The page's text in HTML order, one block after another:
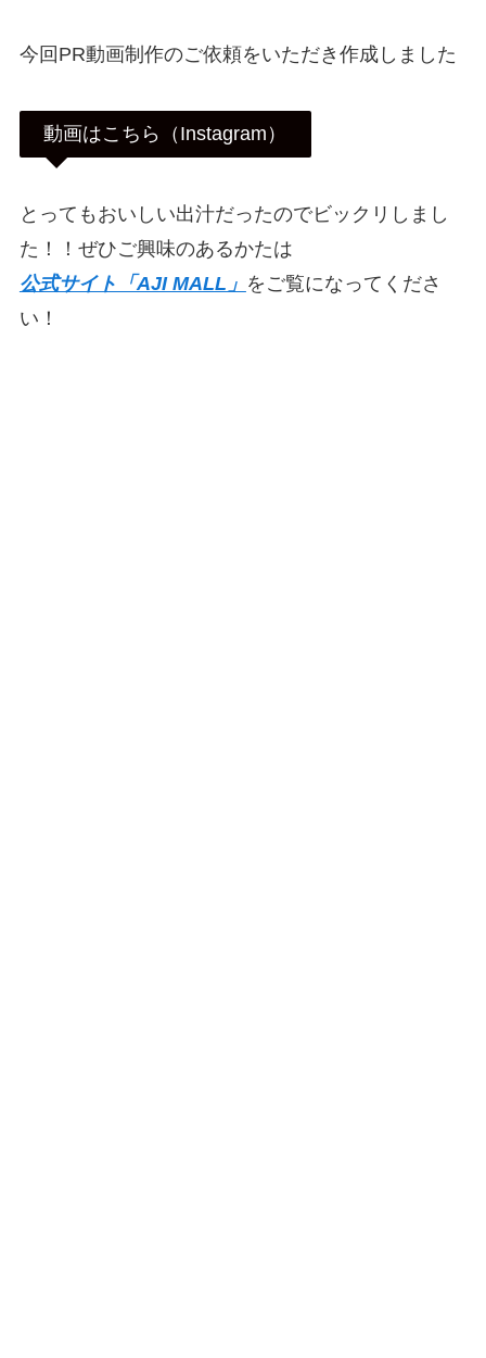
今回PR動画制作のご依頼をいただき作成しました
動画はこちら（Instagram）
とってもおいしい出汁だったのでビックリしまし
た！！ぜひご興味のあるかたは
公式サイト「AJI MALL」 をご覧になってくださ
い！